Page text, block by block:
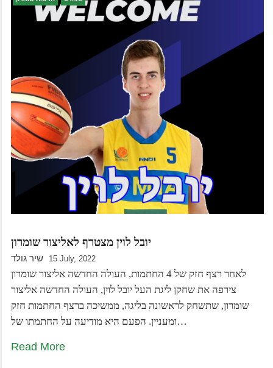
יובל לוין מצטרף לאליצור שומרון
שיר גולד 15 July, 2022
לאחר רצף חזק של 4 החתמות, העולה החדשה אליצור שומרון
צירפה את שחקן ליגת העל יובל לוין, העולה החדשה אליצור
שומרון, שתשחק לראשונה בליגה, ממשיכה ברצף החתמות חזק
ומעניין. הפעם היא מודיעה על החתמתו של…
Read More